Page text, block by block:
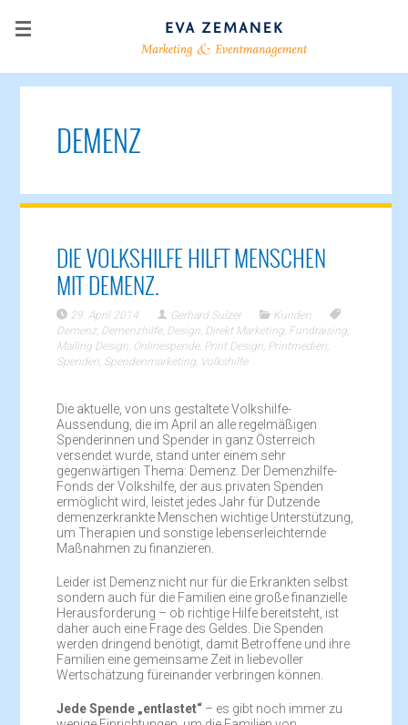
DEMENZ
DIE VOLKSHILFE HILFT MENSCHEN
MIT DEMENZ.
29. April 2014 Gerhard Sulzer
Kunden
Demenz, Demenzhilfe, Design, Direkt Marketing, Fundraising,
Mailing Design, Onlinespende, Print Design, Printmedien,
Spenden, Spendenmarketing, Volkshilfe
Die aktuelle, von uns gestaltete Volkshilfe-
Aussendung, die im April an alle regelmäßigen
Spenderinnen und Spender in ganz Österreich
versendet wurde, stand unter einem sehr
gegenwärtigen Thema: Demenz. Der Demenzhilfe-
Fonds der Volkshilfe, der aus privaten Spenden
ermöglicht wird, leistet jedes Jahr für Dutzende
demenzerkrankte Menschen wichtige Unterstützung,
um Therapien und sonstige lebenserleichternde
Maßnahmen zu finanzieren.
Leider ist Demenz nicht nur für die Erkrankten selbst
sondern auch für die Familien eine große finanzielle
Herausforderung – ob richtige Hilfe bereitsteht, ist
daher auch eine Frage des Geldes. Die Spenden
werden dringend benötigt, damit Betroffene und ihre
Familien eine gemeinsame Zeit in liebevoller
Wertschätzung füreinander verbringen können.
Jede Spende „entlastet“ – es gibt noch immer zu